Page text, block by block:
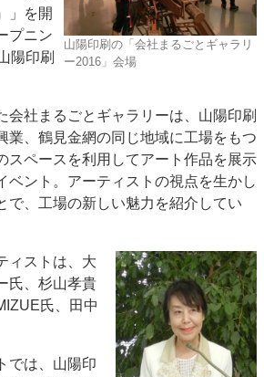
アで勝負！ ～多様なビジネス・多彩な商材～
中古印刷機・製本機特集
2022 検査・校正特集
長軌道を描く
用語集 印刷機材年鑑
山陽印刷の「会社まるごとギャラリ
ー2016」会場
」を開
プニン
陽印刷
会社まるごとギャラリーは、山陽印刷
業、鶴見金網の同じ地域に工場をもつ
スペースを利用してアート作品を展示
ベント。アーティストの視点を生かし
で、工場の新しい魅力を紹介してい
ィストは、大
氏、杉山孝貴
氏、田中
では、山陽印